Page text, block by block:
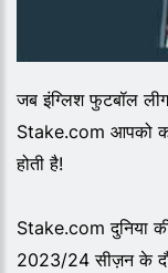
जब इंग्लिश फुटबॉल
Stake.com आपको
होती है!
Stake.com दुनिया
2023/24 सीज़न के